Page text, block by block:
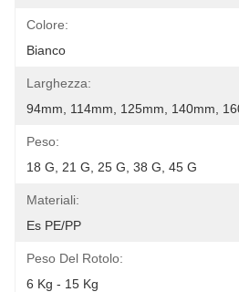
Colore:
Bianco
Larghezza:
94mm, 114mm, 125mm, 140mm,
Peso:
18 G, 21 G, 25 G, 38 G, 45 G
Materiali:
Es PE/PP
Peso Del Rotolo:
6 Kg - 15 Kg